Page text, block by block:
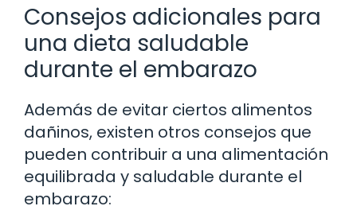
Consejos adicionales para
una dieta saludable
durante el embarazo
Además de evitar ciertos alimentos
dañinos, existen otros consejos que
pueden contribuir a una alimentación
equilibrada y saludable durante el
embarazo: